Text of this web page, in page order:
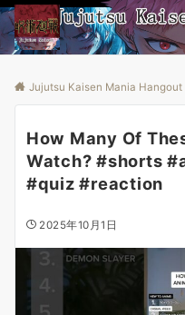
Jujutsu Kaisen Mania Hangout
How Many Of
Watch? #shorts
#quiz #reaction
2025年10月1日